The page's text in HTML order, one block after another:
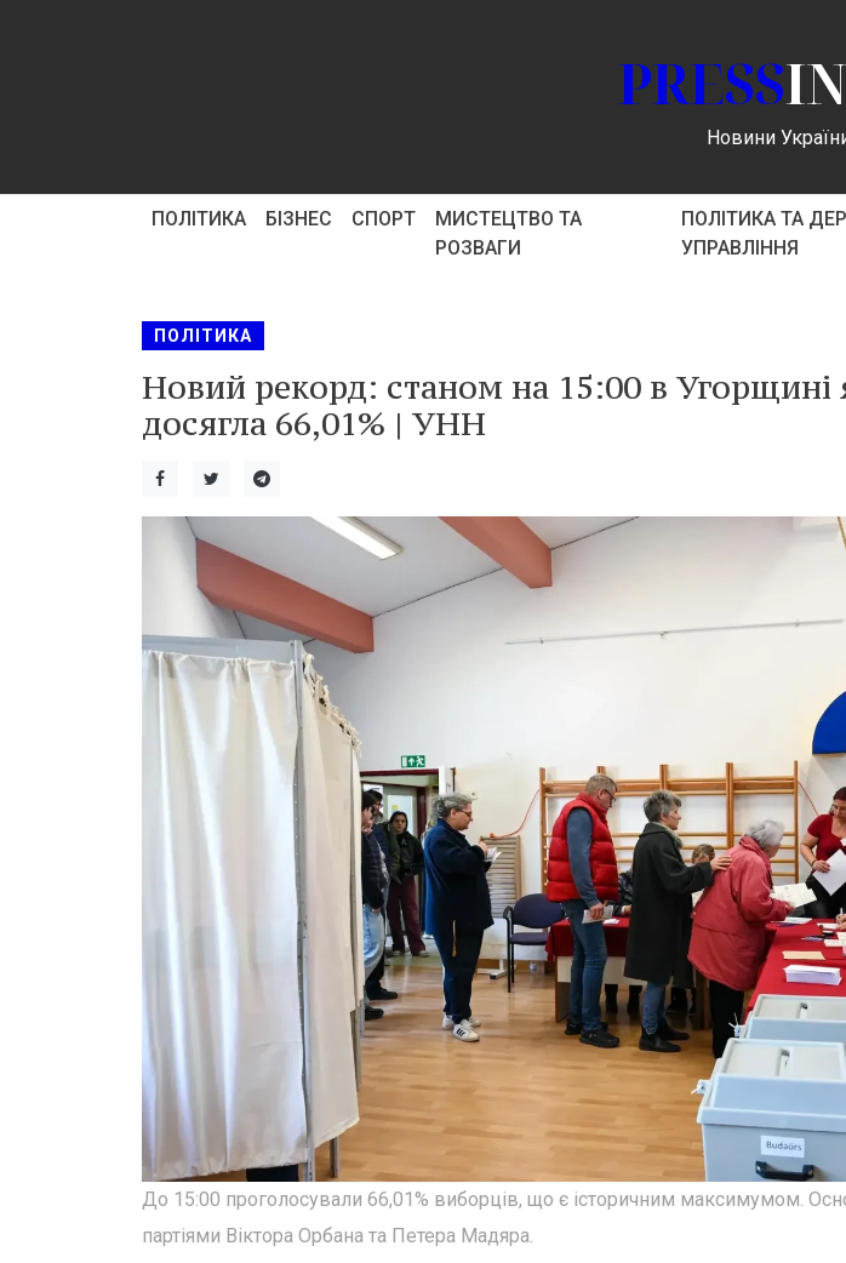
PRESS
Новини
ПОЛІТИКА БІЗНЕС СПОРТ
МИСТЕЦТВО ТА
РОЗВАГИ
ПОЛІТИКА ТА
УПРАВЛІННЯ
ПОЛІТИКА
Новий рекорд: станом на 15:00 в Угорщині
досягла 66,01% | УНН
До 15:00 проголосували 66,01% виборців, що є історичним максимумом.
партіями Віктора Орбана та Петера Мадяра.